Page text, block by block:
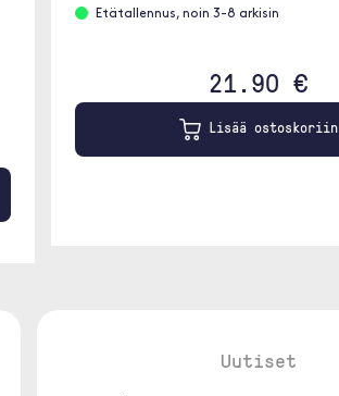
Etätallennus, noin 3-8 arkisin
21.90 €
Lisää ostoskoriin
Uutiset